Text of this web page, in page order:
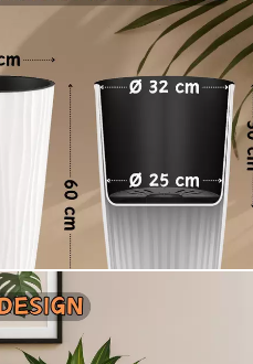
mit herausnehmbarem Einsatz &
(1 St., robuster PP-Kunststoff),